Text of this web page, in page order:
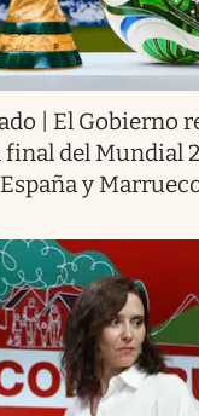
| El Gobierno
final del Mundial
y